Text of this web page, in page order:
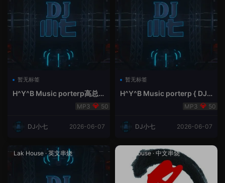
暂无标签
H^Y^B Music porterp高总
聆听 全英文Vina Lak House50
DJ小七 2026-06-07
暂无标签
H^Y^B Music porterp { DJ
小七&高总夜空中的风铃}
50
DJ小七 2026-06-07
Lak House ·英文串烧 Lak House· 中文串烧